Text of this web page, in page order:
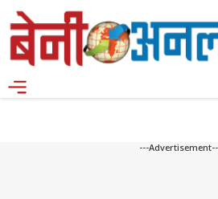
Skip
to
content
---